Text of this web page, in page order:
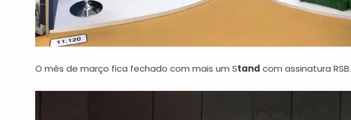
O mês de março fica fechado com mais um Stand com assinatura RSB.